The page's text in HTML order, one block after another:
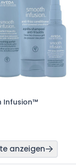
Infusion™
anzeigen